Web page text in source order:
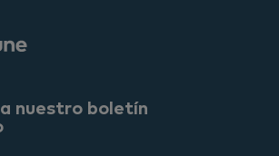
nuestro boletín